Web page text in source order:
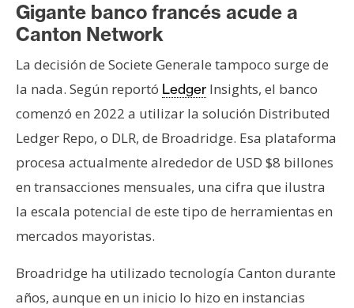
Gigante banco francés acude a
Canton Network
La decisión de Societe Generale tampoco surge de
la nada. Según reportó Ledger Insights, el banco
comenzó en 2022 a utilizar la solución Distributed
Ledger Repo, o DLR, de Broadridge. Esa plataforma
procesa actualmente alrededor de USD $8 billones
en transacciones mensuales, una cifra que ilustra
la escala potencial de este tipo de herramientas en
mercados mayoristas.
Broadridge ha utilizado tecnología Canton durante
años, aunque en un inicio lo hizo en instancias